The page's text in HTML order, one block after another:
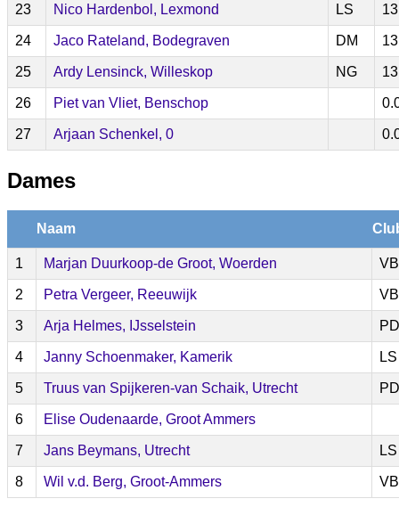
23 Nico Hardenbol, Lexmond LS
24 Jaco Rateland, Bodegraven DM
25 Ardy Lensinck, Willeskop NG
26 Piet van Vliet, Benschop
27 Arjaan Schenkel, 0
Dames
Naam
1 Marjan Duurkoop-de Groot, Woerden VB
2 Petra Vergeer, Reeuwijk VB
3 Arja Helmes, IJsselstein PD
4 Janny Schoenmaker, Kamerik LS
5 Truus van Spijkeren-van Schaik, Utrecht PD
6 Elise Oudenaarde, Groot Ammers
7 Jans Beymans, Utrecht LS
8 Wil v.d. Berg, Groot-Ammers VB